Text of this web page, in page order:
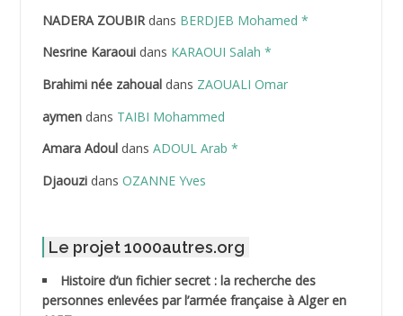
ABDELHAFID Lakhdar
ABDELLI Mohamed
ABDELLI Mohamed *
ABDELMOUMENE Ahmed
ABDESMED Mohamed ben Kaddour
NADERA ZOUBIRdans BERDJEB Mohamed *
Nesrine Karaouidans KARAOUI Salah *
Brahimi née zahoualdans ZAOUALI Omar
aymendans TAIBI Mohammed
Amara Adouldans ADOUL Arab *
Djaouzidans OZANNE Yves
Le projet 1000autres.org
Histoire d’un fichier secret : la recherche des
personnes enlevées par l’armée française à Alger en